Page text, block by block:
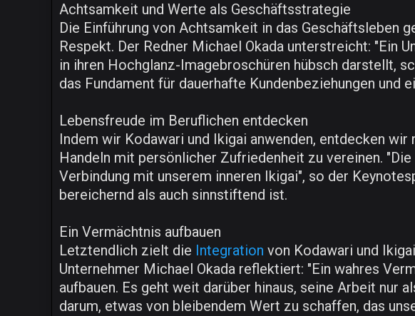
Achtsamkeit und Werte als Geschäftsstrategie
Die Einführung von Achtsamkeit in das
Respekt. Der Redner Michael Okada unterstreicht: "Ein
in ihren Hochglanz-Imagebroschüren hübsch darstellt,
das Fundament für dauerhafte Kundenbeziehungen und
Lebensfreude im Beruflichen entdecken
Indem wir Kodawari und Ikigai anwenden, entdecken
Handeln mit persönlicher Zufriedenheit zu vereinen.
Verbindung mit unserem inneren Ikigai", so der
bereichernd als auch sinnstiftend ist.
Ein Vermächtnis aufbauen
Letztendlich zielt die Integration von Kodawari und
Unternehmer Michael Okada reflektiert: "Ein wahres
aufbauen. Es geht weit darüber hinaus, seine Arbeit
darum, etwas von bleibendem Wert zu schaffen, das